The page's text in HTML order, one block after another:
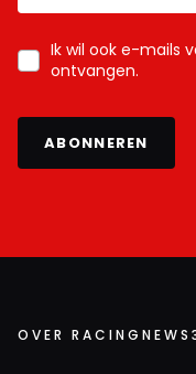
Ik wil ook e-mails
ontvangen.
ABONNEREN
OVER